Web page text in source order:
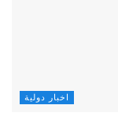
اخبار دولية